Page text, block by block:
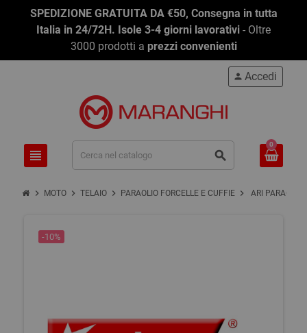
SPEDIZIONE GRATUITA DA €50, Consegna in tutta
Italia in 24/72H. Isole 3-4 giorni lavorativi - Oltre
3000 prodotti a prezzi convenienti
view_headline search
person Accedi
0
chevron_right MOTO chevron_right TELAIO chevron_right PARAOLIO FORCELLE E CUFFIE chevron_right ARI
-10%